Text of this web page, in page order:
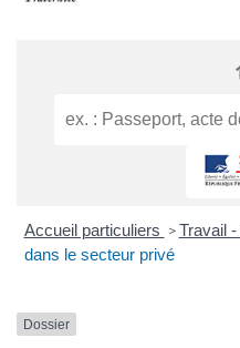
Accueil particuliers > Travail
dans le secteur privé
Dossier